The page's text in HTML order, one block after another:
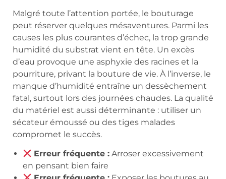
Malgré toute l’attention portée, le bouturage
peut réserver quelques mésaventures. Parmi les
causes les plus courantes d’échec, la trop grande
humidité du substrat vient en tête. Un excès
d’eau provoque une asphyxie des racines et la
pourriture, privant la bouture de vie. À l’inverse, le
manque d’humidité entraîne un dessèchement
fatal, surtout lors des journées chaudes. La qualité
du matériel est aussi déterminante : utiliser un
sécateur émoussé ou des tiges malades
compromet le succès.
Erreur fréquente : Arroser excessivement
en pensant bien faire